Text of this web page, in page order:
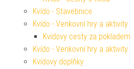
Kvído - Stavebnice
Kvído - Venkovní hry a aktivity
Kvídovy cesty za pokladem
Kvído - Venkovní hry a aktivity
Kvídovy doplňky